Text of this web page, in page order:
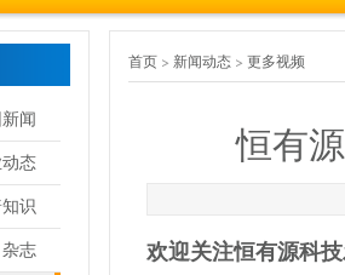
闻
态
识
杂志
首页 新闻动态 更多视频
恒有
欢迎关注恒有源科